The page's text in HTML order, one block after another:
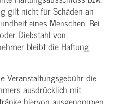
gilt nicht für Schäden an
eines Menschen. Bei
Diebstahl von
bleibt die Haftung
Veranstaltungs­gebühr die
ausdrücklich mit